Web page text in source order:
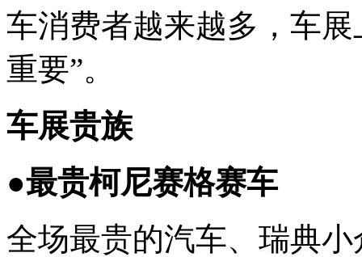
车消费者越来越多，车
重要”。
车展贵族
●最贵柯尼赛格赛车
全场最贵的汽车、瑞典